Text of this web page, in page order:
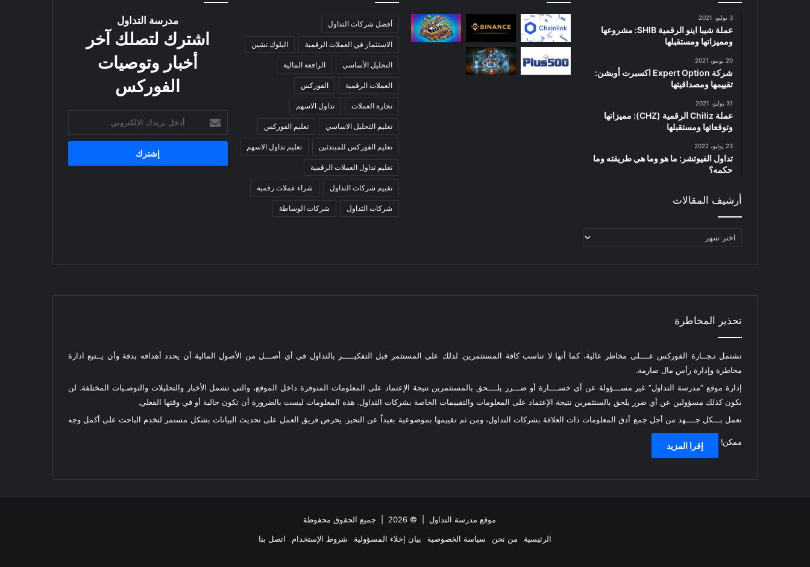
3 يوليو، 2021
عملة شيبا اينو الرقمية SHIB: مشروعها
ومميزاتها ومستقبلها
20 يونيو، 2021
شركة Expert Option اكسبرت أوبشن:
تقييمها ومصداقيتها
31 يوليو، 2021
عملة Chiliz الرقمية (CHZ): مميزاتها
وتوقعاتها ومستقبلها
23 يوليو، 2022
تداول الفيوتشر: ما هو وما هي طريقته وما
حكمه؟
أرشيف المقالات
أرشيف
أفضل شركات التداول
الاستثمار في العملات الرقمية البلوك تشين
التحليل الأساسي الرافعة المالية
العملات الرقمية الفوركس
تجارة العملات تداول الاسهم
تعليم التحليل الاساسي تعليم الفوركس
تعليم الفوركس للمبتدئين تعليم تداول الاسهم
تعليم تداول العملات الرقمية
تقييم شركات التداول شراء عملات رقمية
شركات التداول شركات الوساطة
مدرسة التداول
اشترك لتصلك آخر
أخبار وتوصيات
الفوركس
بريدك
الإلكتروني
تحذير المخاطرة
تشتمل تـجــارة الفوركس عــــلى مخاطر عالية، كما أنها لا تناسب كافة المستثمرين. لذلك على المستثمر قبل التفكيـــــر بالتداول في أي أصـــل من الأصول المالية أن يحدد أهدافه بدقة وأن يــتبع ادارة
مخاطرة وإدارة رأس مال صارمة.
إدارة موقع “مدرسة التداول” غير مســـؤولة عن أي خســــارة أو ضـــرر يلــــحق بالمستثمرين نتيجة الإعتماد على المعلومات المتوفرة داخل الموقع، والتي تشمل الأخبار والتحليلات والتوصـيات المختلفة. لن
نكون كذلك مسؤولين عن أي ضرر يلحق بالستثمرين نتيجة الإعتماد على المعلومات والتقييمات الخاصة بشركات التداول. هذه المعلومات ليست بالضرورة أن تكون حالية أو في وقتها الفعلي.
نعمل بـــكل جــــهد من أجل جمع أدق المعلومات ذات العلاقة بشركات التداول، ومن ثم تقييمها بموضوعية بعيداً عن التحيز. يحرص فريق العمل على تحديث البيانات بشكل مستمر لتخدم الباحث على أكمل وجه
ممكن! إقرا المزيد
موقع مدرسة التداول | © 2026 | جميع الحقوق محفوظة
الرئيسية
من نحن سياسة الخصوصية بيان إخلاء المسؤولية شروط الإستخدام
اتصل بنا